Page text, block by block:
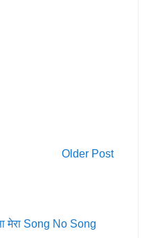
Older Post
मेरा Song No Song